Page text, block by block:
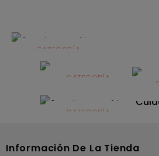
CATEGORÍA
Alimentación
infantilCATEGORÍA
Dermocosmética
CATEGORÍA
Información De La Tienda